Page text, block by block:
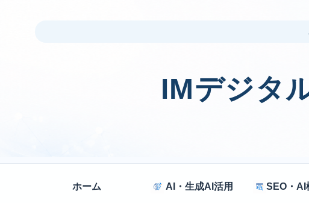
IMデジタ
ホーム AI・生成AI活用 SEO・AI